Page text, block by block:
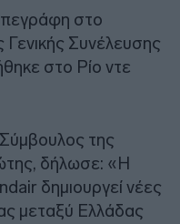
στο
Συνέλευσης
στο Ρίο ντε
της
δήλωσε: «Η
δημιουργεί νέες
μεταξύ Ελλάδας